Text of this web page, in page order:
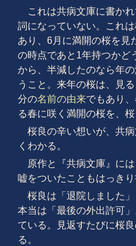
これは共病文庫に書か
詞になっていない。これ
あり、6月に満開の桜を見
の時点であと1年持つかど
から、半減したのなら年
うこと。来年の桜は、見
分の名前の由来でもあり
る春に咲く満開の桜を、桜
桜良の辛い想いが、共
くわかる。
原作と『共病文庫』に
嘘をついたこともはっきり
桜良は「退院しました
本当は「最後の外出許可
ている。見返すたびに桜
る。